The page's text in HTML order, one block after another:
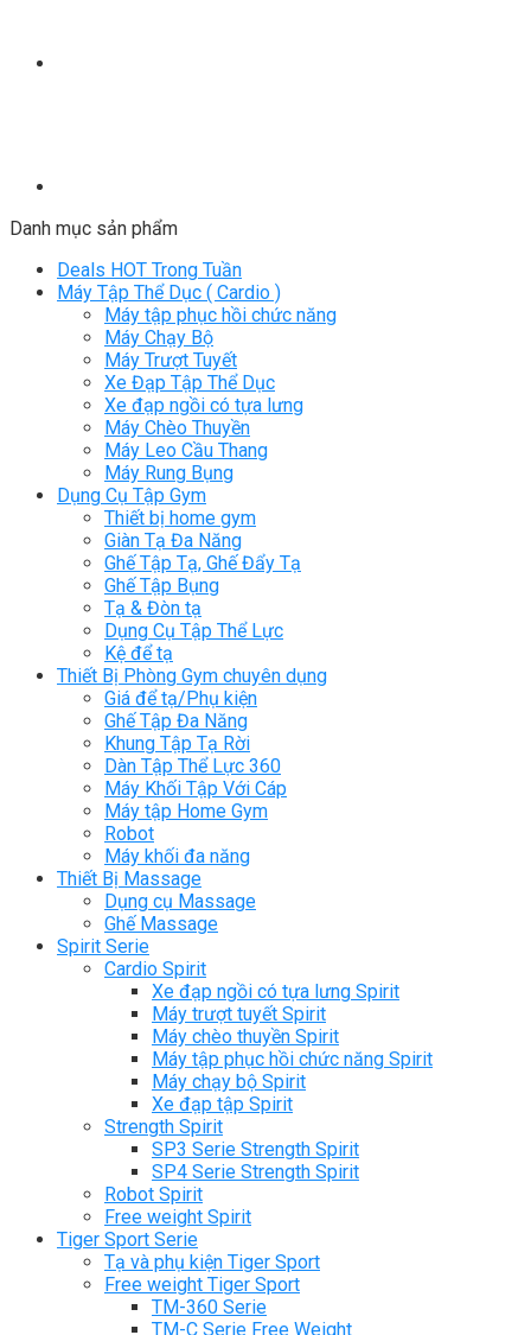
Danh mục sản phẩm
Deals HOT Trong Tuần
Máy Tập Thể Dục ( Cardio )
Máy tập phục hồi chức năng
Máy Chạy Bộ
Máy Trượt Tuyết
Xe Đạp Tập Thể Dục
Xe đạp ngồi có tựa lưng
Máy Chèo Thuyền
Máy Leo Cầu Thang
Máy Rung Bụng
Dụng Cụ Tập Gym
Thiết bị home gym
Giàn Tạ Đa Năng
Ghế Tập Tạ, Ghế Đẩy Tạ
Ghế Tập Bụng
Tạ & Đòn tạ
Dụng Cụ Tập Thể Lực
Kệ để tạ
Thiết Bị Phòng Gym chuyên dụng
Giá để tạ/Phụ kiện
Ghế Tập Đa Năng
Khung Tập Tạ Rời
Dàn Tập Thể Lực 360
Máy Khối Tập Với Cáp
Máy tập Home Gym
Robot
Máy khối đa năng
Thiết Bị Massage
Dụng cụ Massage
Ghế Massage
Spirit Serie
Cardio Spirit
Xe đạp ngồi có tựa lưng Spirit
Máy trượt tuyết Spirit
Máy chèo thuyền Spirit
Máy tập phục hồi chức năng Spirit
Máy chạy bộ Spirit
Xe đạp tập Spirit
Strength Spirit
SP3 Serie Strength Spirit
SP4 Serie Strength Spirit
Robot Spirit
Free weight Spirit
Tiger Sport Serie
Tạ và phụ kiện Tiger Sport
Free weight Tiger Sport
TM-360 Serie
TM-C Serie Free Weight